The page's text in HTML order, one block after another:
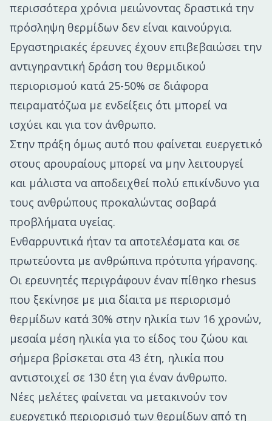
περισσότερα χρόνια μειώνοντας δραστικά την
πρόσληψη θερμίδων δεν είναι καινούργια.
Εργαστηριακές έρευνες έχουν επιβεβαιώσει την
αντιγηραντική δράση του θερμιδικού
περιορισμού κατά 25-50% σε διάφορα
πειραματόζωα με ενδείξεις ότι μπορεί να
ισχύει και για τον άνθρωπο.
Στην πράξη όμως αυτό που φαίνεται ευεργετικό
στους αρουραίους μπορεί να μην λειτουργεί
και μάλιστα να αποδειχθεί πολύ επικίνδυνο για
τους ανθρώπους προκαλώντας σοβαρά
προβλήματα υγείας.
Ενθαρρυντικά ήταν τα αποτελέσματα και σε
πρωτεύοντα με ανθρώπινα πρότυπα γήρανσης.
Οι ερευνητές περιγράφουν έναν πίθηκο rhesus
που ξεκίνησε με μια δίαιτα με περιορισμό
θερμίδων κατά 30% στην ηλικία των 16 χρονών,
μεσαία μέση ηλικία για το είδος του ζώου και
σήμερα βρίσκεται στα 43 έτη, ηλικία που
αντιστοιχεί σε 130 έτη για έναν άνθρωπο.
Νέες μελέτες φαίνεται να μετακινούν τον
ευεργετικό περιορισμό των θερμίδων από τη